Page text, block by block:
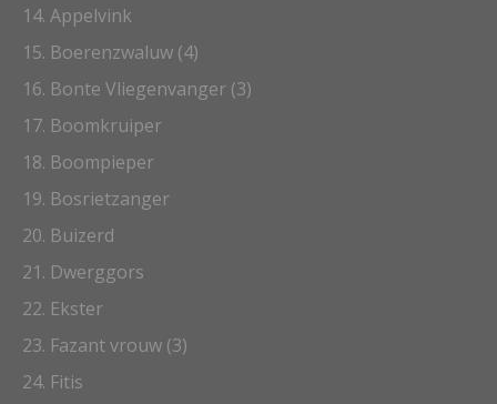
14. Appelvink
15. Boerenzwaluw (4)
16. Bonte Vliegenvanger (3)
17. Boomkruiper
18. Boompieper
19. Bosrietzanger
20. Buizerd
21. Dwerggors
22. Ekster
23. Fazant vrouw (3)
24. Fitis